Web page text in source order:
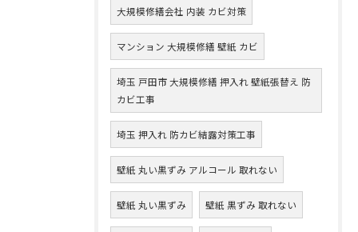
大規模修繕会社 内装 カビ対策
マンション 大規模修繕 壁紙 カビ
埼玉 戸田市 大規模修繕 押入れ 壁紙張替え 防
カビ工事
埼玉 押入れ 防カビ結露対策工事
壁紙 丸い黒ずみ アルコール 取れない
壁紙 丸い黒ずみ 壁紙 黒ずみ 取れない